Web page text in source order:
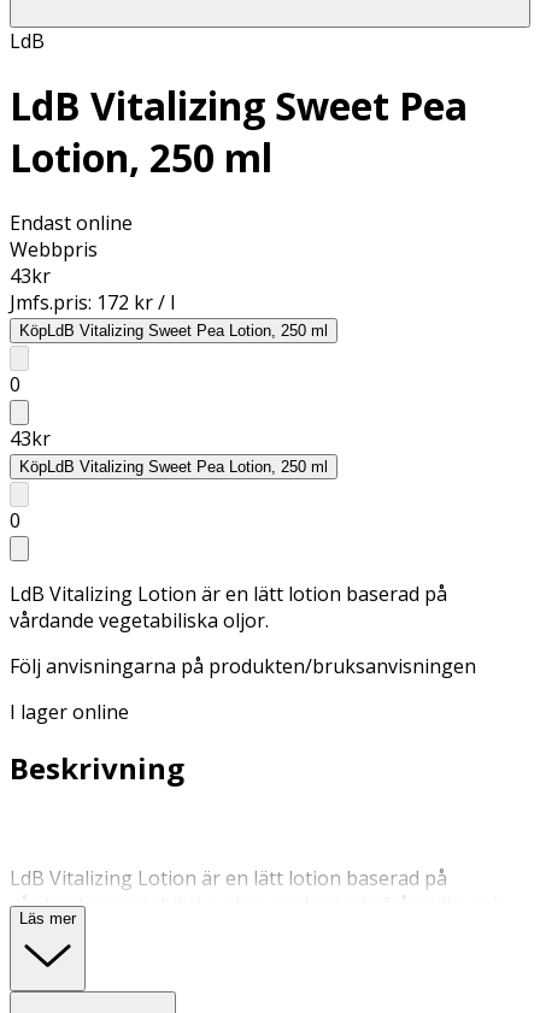
LdB
LdB Vitalizing Sweet Pea
Lotion, 250 ml
Endast online
Webbpris
43kr
Jmfs.pris: 172 kr / l
KöpLdB Vitalizing Sweet Pea Lotion, 250 ml
0
43kr
KöpLdB Vitalizing Sweet Pea Lotion, 250 ml
0
LdB Vitalizing Lotion är en lätt lotion baserad på
vårdande vegetabiliska oljor.
Följ anvisningarna på produkten/bruksanvisningen
I lager online
Beskrivning
LdB Vitalizing Lotion är en lätt lotion baserad på
vårdande vegetabiliska oljor med extrakt från silke och
vitt te som hjälper glanslös hud att återfå sin lyster. Med
en frisk doft av luktärt, frukter, liljekonvalj och en hint av
ren mysk ger den dig en mjuk och återfuktad hud.
Läs mer